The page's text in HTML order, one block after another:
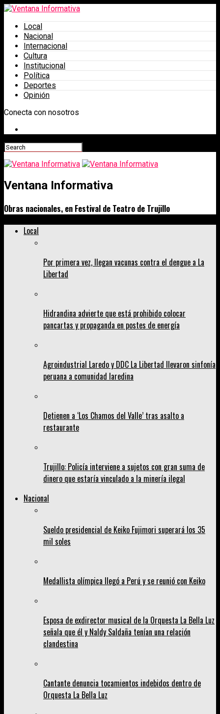
Local
Nacional
Internacional
Cultura
Institucional
Política
Deportes
Opinión
Conecta con nosotros
Ventana Informativa
Obras nacionales, en Festival de Teatro de Trujillo
Local
Por primera vez, llegan vacunas contra el dengue a La
Libertad
Hidrandina advierte que está prohibido colocar
pancartas y propaganda en postes de energía
Agroindustrial Laredo y DDC La Libertad llevaron sinfonía
peruana a comunidad laredina
Detienen a ‘Los Chamos del Valle’ tras asalto a
restaurante
Trujillo: Policía interviene a sujetos con gran suma de
dinero que estaría vinculado a la minería ilegal
Nacional
Sueldo presidencial de Keiko Fujimori superará los 35
mil soles
Medallista olímpica llegó a Perú y se reunió con Keiko
Esposa de exdirector musical de la Orquesta La Bella Luz
señala que él y Naldy Saldaña tenían una relación
clandestina
Cantante denuncia tocamientos indebidos dentro de
Orquesta La Bella Luz